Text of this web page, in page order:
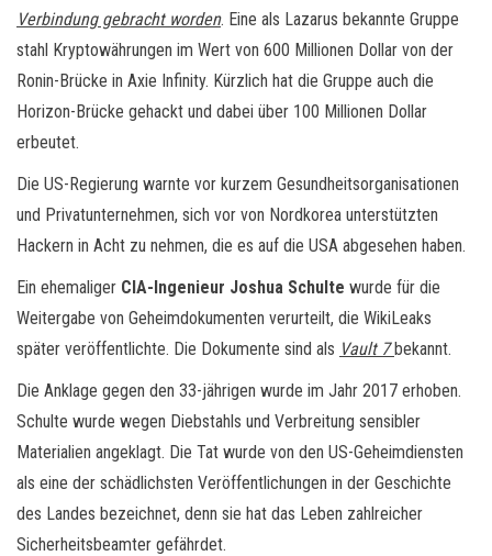
Verbindung gebracht worden. Eine als Lazarus bekannte Gruppe
stahl Kryptowährungen im Wert von 600 Millionen Dollar von der
Ronin-Brücke in Axie Infinity. Kürzlich hat die Gruppe auch die
Horizon-Brücke gehackt und dabei über 100 Millionen Dollar
erbeutet.
Die US-Regierung warnte vor kurzem Gesundheitsorganisationen
und Privatunternehmen, sich vor von Nordkorea unterstützten
Hackern in Acht zu nehmen, die es auf die USA abgesehen haben.
Ein ehemaliger CIA-Ingenieur Joshua Schulte wurde für die
Weitergabe von Geheimdokumenten verurteilt, die WikiLeaks
später veröffentlichte. Die Dokumente sind als Vault 7bekannt.
Die Anklage gegen den 33-jährigen wurde im Jahr 2017 erhoben.
Schulte wurde wegen Diebstahls und Verbreitung sensibler
Materialien angeklagt. Die Tat wurde von den US-Geheimdiensten
als eine der schädlichsten Veröffentlichungen in der Geschichte
des Landes bezeichnet, denn sie hat das Leben zahlreicher
Sicherheitsbeamter gefährdet.